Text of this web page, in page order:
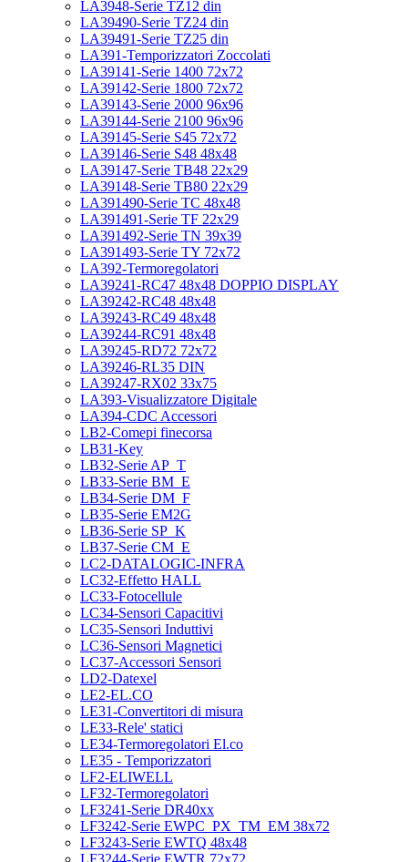
LA3948-Serie TZ12 din
LA39490-Serie TZ24 din
LA39491-Serie TZ25 din
LA391-Temporizzatori Zoccolati
LA39141-Serie 1400 72x72
LA39142-Serie 1800 72x72
LA39143-Serie 2000 96x96
LA39144-Serie 2100 96x96
LA39145-Serie S45 72x72
LA39146-Serie S48 48x48
LA39147-Serie TB48 22x29
LA39148-Serie TB80 22x29
LA391490-Serie TC 48x48
LA391491-Serie TF 22x29
LA391492-Serie TN 39x39
LA391493-Serie TY 72x72
LA392-Termoregolatori
LA39241-RC47 48x48 DOPPIO DISPLAY
LA39242-RC48 48x48
LA39243-RC49 48x48
LA39244-RC91 48x48
LA39245-RD72 72x72
LA39246-RL35 DIN
LA39247-RX02 33x75
LA393-Visualizzatore Digitale
LA394-CDC Accessori
LB2-Comepi finecorsa
LB31-Key
LB32-Serie AP_T
LB33-Serie BM_E
LB34-Serie DM_F
LB35-Serie EM2G
LB36-Serie SP_K
LB37-Serie CM_E
LC2-DATALOGIC-INFRA
LC32-Effetto HALL
LC33-Fotocellule
LC34-Sensori Capacitivi
LC35-Sensori Induttivi
LC36-Sensori Magnetici
LC37-Accessori Sensori
LD2-Datexel
LE2-EL.CO
LE31-Convertitori di misura
LE33-Rele' statici
LE34-Termoregolatori El.co
LE35 - Temporizzatori
LF2-ELIWELL
LF32-Termoregolatori
LF3241-Serie DR40xx
LF3242-Serie EWPC_PX_TM_EM 38x72
LF3243-Serie EWTQ 48x48
LF3244-Serie EWTR 72x72